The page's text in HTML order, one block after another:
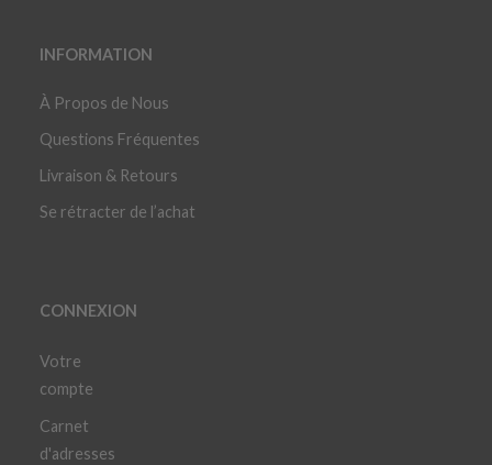
INFORMATION
À Propos de Nous
Questions Fréquentes
Livraison & Retours
Se rétracter de l’achat
CONNEXION
Votre
compte
Carnet
d'adresses